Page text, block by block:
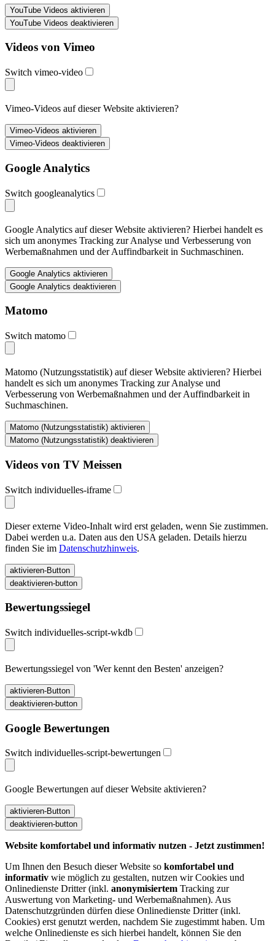
Videos von Vimeo
Switch vimeo-video
Vimeo-Videos auf dieser Website aktivieren?
Google Analytics
Switch googleanalytics
Google Analytics auf dieser Website aktivieren? Hierbei handelt es
sich um anonymes Tracking zur Analyse und Verbesserung von
Werbemaßnahmen und der Auffindbarkeit in Suchmaschinen.
Matomo
Switch matomo
Matomo (Nutzungsstatistik) auf dieser Website aktivieren? Hierbei
handelt es sich um anonymes Tracking zur Analyse und
Verbesserung von Werbemaßnahmen und der Auffindbarkeit in
Suchmaschinen.
Videos von TV Meissen
Switch individuelles-iframe
Dieser externe Video-Inhalt wird erst geladen, wenn Sie zustimmen.
Dabei werden u.a. Daten aus den USA geladen. Details hierzu
finden Sie im Datenschutzhinweis.
Bewertungssiegel
Switch individuelles-script-wkdb
Bewertungssiegel von 'Wer kennt den Besten' anzeigen?
Google Bewertungen
Switch individuelles-script-bewertungen
Google Bewertungen auf dieser Website aktivieren?
Website komfortabel und informativ nutzen - Jetzt zustimmen!
Um Ihnen den Besuch dieser Website so komfortabel und
informativ wie möglich zu gestalten, nutzen wir Cookies und
Onlinedienste Dritter (inkl. anonymisiertem Tracking zur
Auswertung von Marketing- und Werbemaßnahmen). Aus
Datenschutzgründen dürfen diese Onlinedienste Dritter (inkl.
Cookies) erst genutzt werden, nachdem Sie zugestimmt haben. Um
welche Onlinedienste es sich hierbei handelt, können Sie den